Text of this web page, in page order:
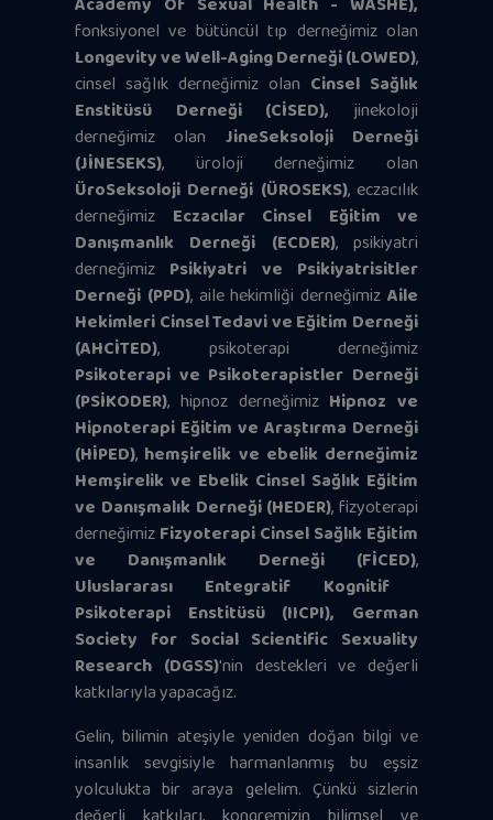
fonksiyonel ve bütüncül tıp derneğimiz olan
Longevity ve Well-Aging Derneği (LOWED),
cinsel sağlık derneğimiz olan Cinsel Sağlık
Enstitüsü Derneği (CİSED), jinekoloji
derneğimiz olan JineSeksoloji Derneği
(JİNESEKS), üroloji derneğimiz olan
ÜroSeksoloji Derneği (ÜROSEKS), eczacılık
derneğimiz Eczacılar Cinsel Eğitim ve
Danışmanlık Derneği (ECDER), psikiyatri
derneğimiz Psikiyatri ve Psikiyatrisitler
Derneği (PPD), aile hekimliği derneğimizAile
Hekimleri Cinsel Tedavi ve Eğitim Derneği
(AHCİTED), psikoterapi derneğimiz
Psikoterapi ve Psikoterapistler Derneği
(PSİKODER), hipnoz derneğimiz Hipnoz ve
Hipnoterapi Eğitim ve Araştırma Derneği
(HİPED), hemşirelik ve ebelik derneğimiz
Hemşirelik ve Ebelik Cinsel Sağlık Eğitim
ve Danışmalık Derneği (HEDER), fizyoterapi
derneğimiz Fizyoterapi Cinsel Sağlık Eğitim
ve Danışmanlık Derneği (FİCED),
Uluslararası Entegratif Kognitif
Psikoterapi Enstitüsü (IICPI), German
Society for Social Scientific Sexuality
Research (DGSS)'nin destekleri ve değerli
katkılarıyla yapacağız.
Gelin, bilimin ateşiyle yeniden doğan bilgi ve
insanlık sevgisiyle harmanlanmış bu eşsiz
yolculukta bir araya gelelim. Çünkü sizlerin
değerli katkıları, kongremizin bilimsel ve